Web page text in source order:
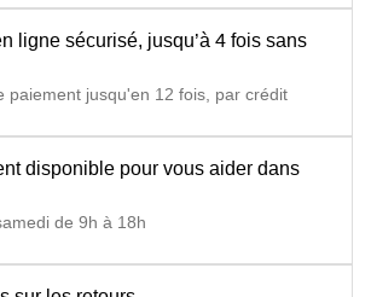
Résilience (HR) indéformable densité 45 kg/m3 +
couche Soft 12 Hydrocell)
Matelas TOPPER MEMORY 13 cm (8 cm de mousse
polyuréthane Haute Résilience (HR) indéformable
35 kg/m3 + double couche à mémoire de forme)
et double couche de Gel densité 28 kg/m3)
ligne sécurisé, jusqu’à 4 fois sans
paiement jusqu'en 12 fois, par crédit
disponible pour vous aider dans
de 9h à 18h